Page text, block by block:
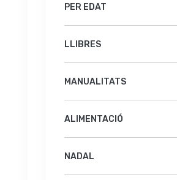
PER EDAT
LLIBRES
MANUALITATS
ALIMENTACIÓ
NADAL